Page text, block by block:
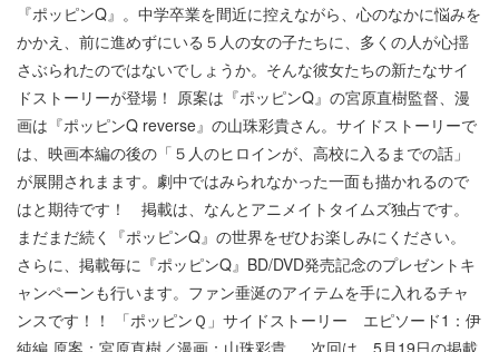
『ポッピンQ』。中学卒業を間近に控えながら、心のなかに悩みを
かかえ、前に進めずにいる５人の女の子たちに、多くの人が心揺
さぶられたのではないでしょうか。そんな彼女たちの新たなサイ
ドストーリーが登場！ 原案は『ポッピンQ』の宮原直樹監督、漫
画は『ポッピンQ reverse』の山珠彩貴さん。サイドストーリーで
は、映画本編の後の「５人のヒロインが、高校に入るまでの話」
が展開されまます。劇中ではみられなかった一面も描かれるので
はと期待です！ 掲載は、なんとアニメイトタイムズ独占です。
まだまだ続く『ポッピンQ』の世界をぜひお楽しみにください。
さらに、掲載毎に『ポッピンQ』BD/DVD発売記念のプレゼントキ
ャンペーンも行います。ファン垂涎のアイテムを手に入れるチャ
ンスです！！ 「ポッピンＱ」サイドストーリー エピソード1：伊
純編 原案：宮原直樹／漫画：山珠彩貴 次回は、5月19日の掲載